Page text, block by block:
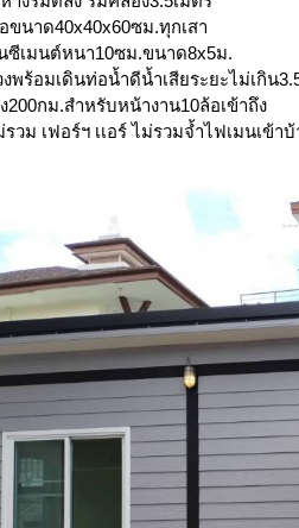
ขนาด40x40x60ซม.ทุกเสา
ซีเมนต์หนา10ซม.ขนาด8x5ม.
งพร้อมเดินท่อน้ำดีน้ำเสียระยะไม่เกิน
กม.สำหรับหน้างาน10ล้อเข้าถึง
วม เฟอร์ฯ เเอร์ ไม่รวมจ้ำไฟเมนเข้า